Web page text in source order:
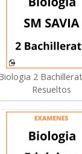
2
Resueltos